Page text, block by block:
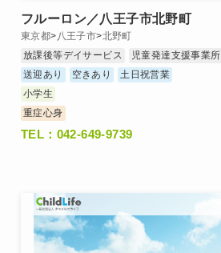
フルーロン／八王子市北野町
東京都> 八王子市>北野町
放課後等デイサービス
児童発達支援事業所
送迎あり
空きあり
土日祝営業
小学生
重症心身
TEL：042-649-9739